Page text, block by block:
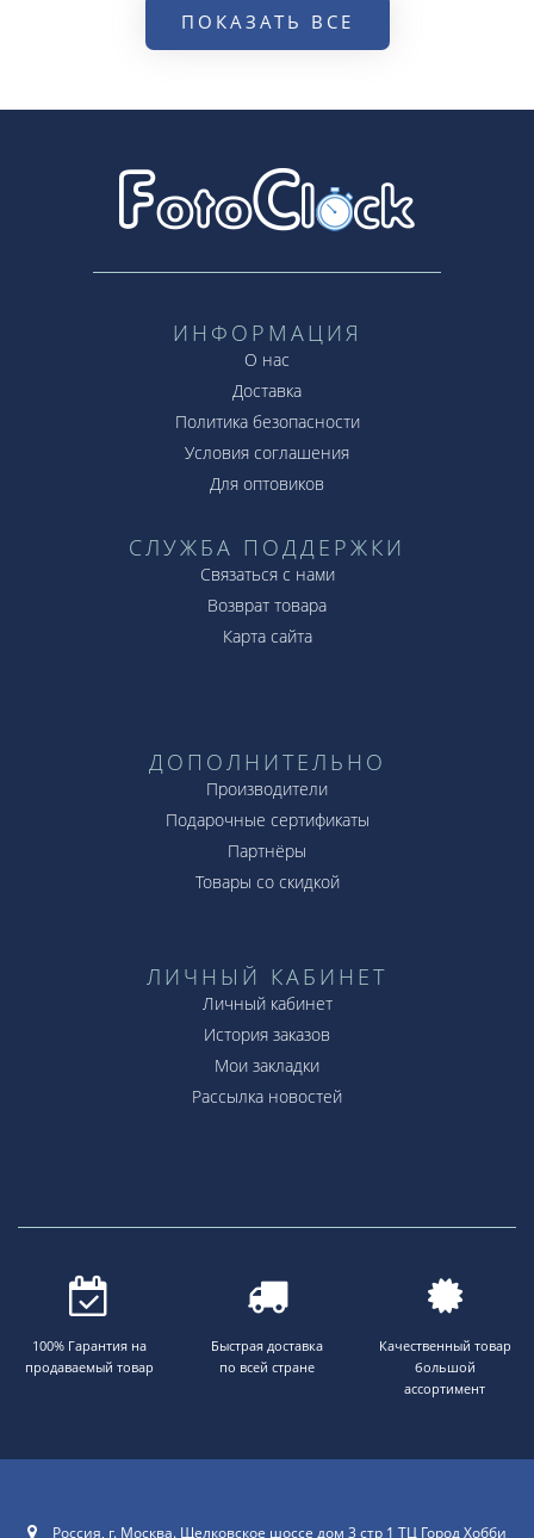
ПОКАЗАТЬ ВСЕ
ИНФОРМАЦИЯ
О нас
Доставка
Политика безопасности
Условия соглашения
Для оптовиков
СЛУЖБА ПОДДЕРЖКИ
Связаться с нами
Возврат товара
Карта сайта
ДОПОЛНИТЕЛЬНО
Производители
Подарочные сертификаты
Партнёры
Товары со скидкой
ЛИЧНЫЙ КАБИНЕТ
Личный кабинет
История заказов
Мои закладки
Рассылка новостей
100% Гарантия на
продаваемый товар
Быстрая доставка
по всей стране
Качественный товар
большой
ассортимент
Россия, г. Москва. Щелковское шоссе дом 3 стр 1 ТЦ Город Хобби